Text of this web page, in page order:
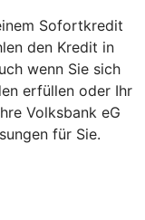
Sofortkredit
den Kredit in
wenn Sie sich
erfüllen oder Ihr
Volksbank eG
für Sie.